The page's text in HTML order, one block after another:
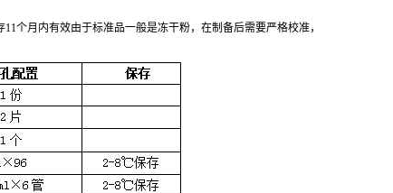
个月内有效由于标准品一般是冻干粉，在制备后需要严格校准，